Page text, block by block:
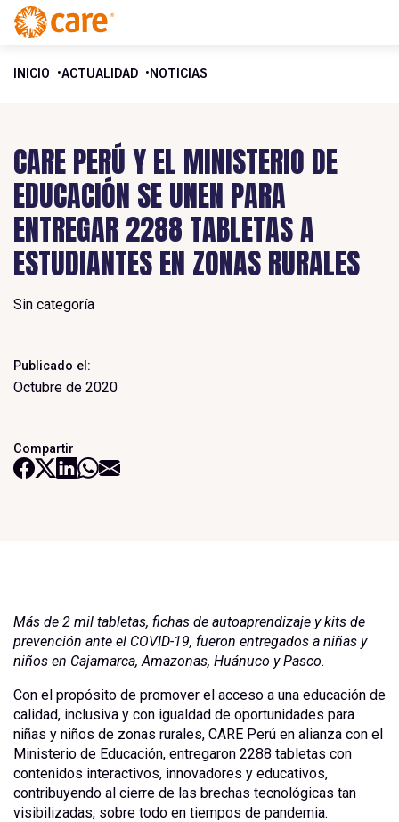
INICIO ACTUALIDAD NOTICIAS
CARE PERÚ Y EL MINISTERIO DE
EDUCACIÓN SE UNEN PARA
ENTREGAR 2288 TABLETAS A
ESTUDIANTES EN ZONAS RURALES
Sin categoría
Publicado el:
Octubre de 2020
Compartir
Más de 2 mil tabletas, fichas de autoaprendizaje y kits de
prevención ante el COVID-19, fueron entregados a niñas y
niños en Cajamarca, Amazonas, Huánuco y Pasco.
Con el propósito de promover el acceso a una educación de
calidad, inclusiva y con igualdad de oportunidades para
niñas y niños de zonas rurales, CARE Perú en alianza con el
Ministerio de Educación, entregaron 2288 tabletas con
contenidos interactivos, innovadores y educativos,
contribuyendo al cierre de las brechas tecnológicas tan
visibilizadas, sobre todo en tiempos de pandemia.